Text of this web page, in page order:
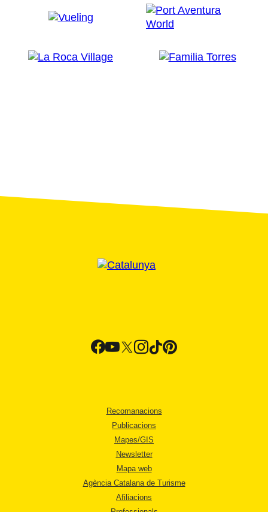
Recomanacions
Publicacions
Mapes/GIS
Newsletter
Mapa web
Agència Catalana de Turisme
Afiliacions